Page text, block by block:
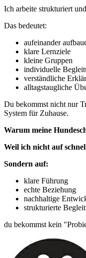
Ich arbeite strukturiert
Das bedeutet:
aufeinander
klare Lernziele
kleine Gruppen
individuelle
verständliche
alltagstaugliche
Du bekommst nicht nur
System für Zuhause.
Warum meine
Weil ich nicht auf
Sondern auf:
klare Führung
echte Beziehung
nachhaltige
strukturierte
du bekommst kein